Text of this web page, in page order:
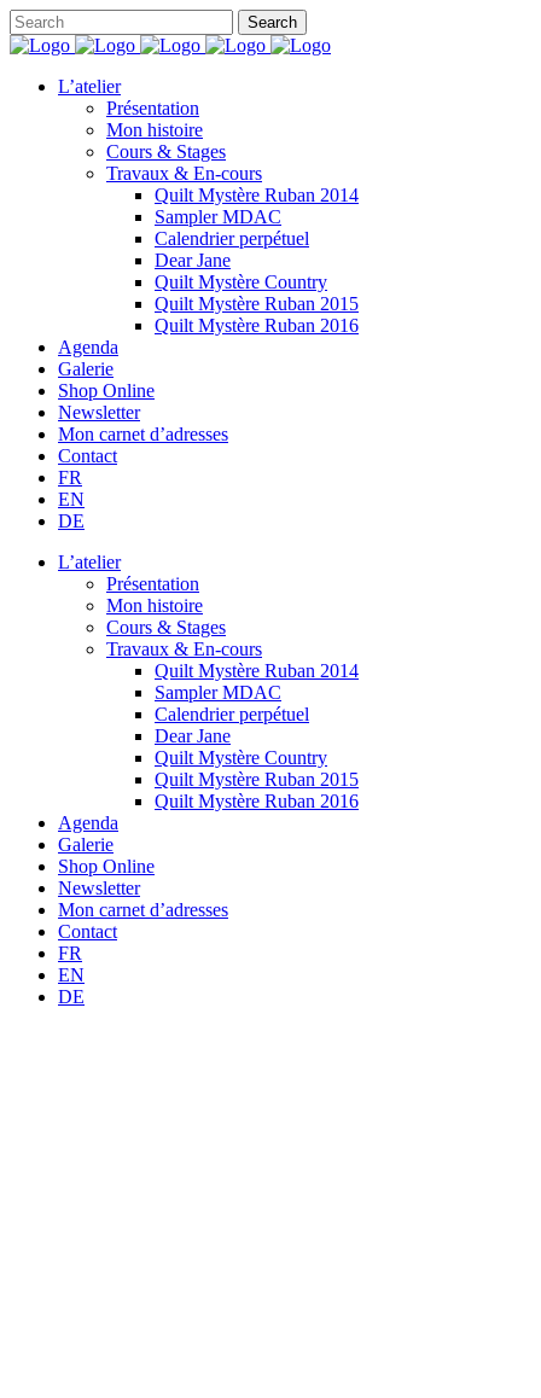
L’atelier
Présentation
Mon histoire
Cours & Stages
Travaux & En-cours
Quilt Mystère Ruban 2014
Sampler MDAC
Calendrier perpétuel
Dear Jane
Quilt Mystère Country
Quilt Mystère Ruban 2015
Quilt Mystère Ruban 2016
Agenda
Galerie
Shop Online
Newsletter
Mon carnet d’adresses
Contact
FR
EN
DE
L’atelier
Présentation
Mon histoire
Cours & Stages
Travaux & En-cours
Quilt Mystère Ruban 2014
Sampler MDAC
Calendrier perpétuel
Dear Jane
Quilt Mystère Country
Quilt Mystère Ruban 2015
Quilt Mystère Ruban 2016
Agenda
Galerie
Shop Online
Newsletter
Mon carnet d’adresses
Contact
FR
EN
DE